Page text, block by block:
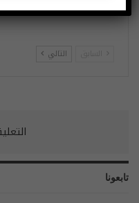
أكبر مزرعة رياح بحرية
التالي
تابعونا